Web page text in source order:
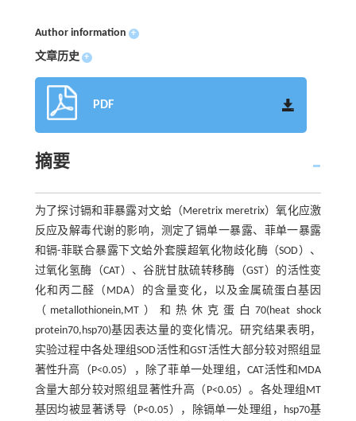
Author information +
文章历史 +
PDF
摘要
为了探讨镉和菲暴露对文蛤（Meretrix meretrix）氧化应激
反应及解毒代谢的影响，测定了镉单一暴露、菲单一暴露
和镉-菲联合暴露下文蛤外套膜超氧化物歧化酶（SOD）、
过氧化氢酶（CAT）、谷胱甘肽硫转移酶（GST）的活性变
化和丙二醛（MDA）的含量变化，以及金属硫蛋白基因
（metallothionein,MT）和热休克蛋白70(heat shock
protein70,hsp70)基因表达量的变化情况。研究结果表明，
实验过程中各处理组SOD活性和GST活性大部分较对照组显
著性升高（P<0.05），除了菲单一处理组，CAT活性和MDA
含量大部分较对照组显著性升高（P<0.05）。各处理组MT
基因均被显著诱导（P<0.05），除镉单一处理组，hsp70基